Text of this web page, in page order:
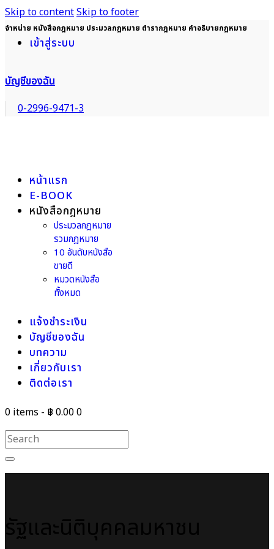
Skip to contentSkip to footer
จำหน่าย หนังสือกฎหมาย ประมวลกฎหมาย ตำรากฎหมาย คำอธิบายกฎหมาย
เข้าสู่ระบบ
บัญชีของฉัน
0-2996-9471-3
หน้าแรก
E-BOOK
หนังสือกฎหมาย
ประมวลกฎหมาย
รวมกฎหมาย
10 อันดับหนังสือ
ขายดี
หมวดหนังสือ
ทั้งหมด
แจ้งชำระเงิน
บัญชีของฉัน
บทความ
เกี่ยวกับเรา
ติดต่อเรา
0 items - ฿ 0.000